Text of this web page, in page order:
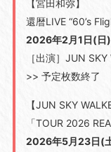
【宮田和弥】
還暦LIVE “60’s
2026年2月1日(
［出演］JUN
>> 予定枚数終了
【JUN SKY
「TOUR 2026
2026年5月23日(